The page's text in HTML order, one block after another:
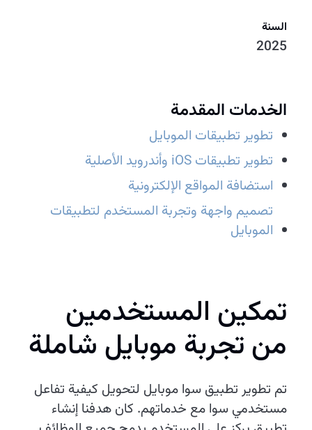
السنة
2025
الخدمات المقدمة
تطوير تطبيقات الموبايل
تطوير تطبيقات iOS وأندرويد الأصلية
استضافة المواقع الإلكترونية
تصميم واجهة وتجربة المستخدم لتطبيقات
الموبايل
تمكين المستخدمين
من تجربة موبايل شاملة
تم تطوير تطبيق سوا موبايل لتحويل كيفية تفاعل
مستخدمي سوا مع خدماتهم. كان هدفنا إنشاء